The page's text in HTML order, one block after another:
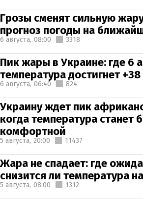
Грозы сменят сильную
прогноз погоды на
6 августа, 08:00 3318
Пик жары в Украине: где 6
температура достигнет +38
6 августа, 06:40 824
Украину ждет пик
когда температура станет
комфортной
5 августа, 20:00 11437
Жара не спадает: где
снизится ли температура
5 августа, 08:00 1312